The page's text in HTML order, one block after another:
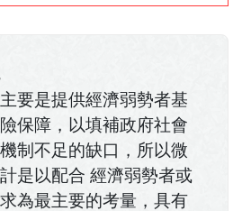
要是提供經濟弱勢者基
保障，以填補政府社會
制不足的缺口，所以微
是以配合 經濟弱勢者或
為最主要的考量，具有